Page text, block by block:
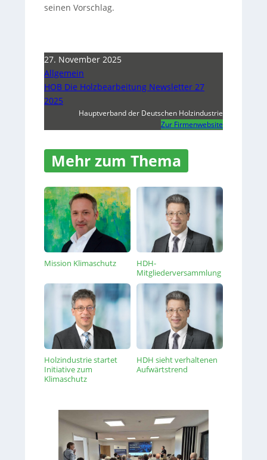
seinen Vorschlag.
27. November 2025
Allgemein
HOB Die Holzbearbeitung Newsletter 27
2025
Hauptverband der Deutschen Holzindustrie
Zur Firmenwebsite
Mehr zum Thema
Mission Klimaschutz
HDH-
Mitgliederversammlung
Holzindustrie startet
Initiative zum
Klimaschutz
HDH sieht verhaltenen
Aufwärtstrend